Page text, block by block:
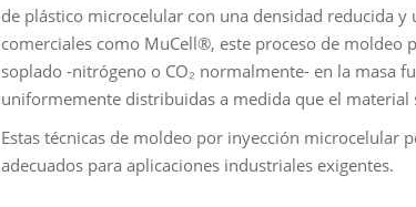
de plástico microcelular con una densidad reducida
comerciales como MuCell®, este proceso de
soplado -nitrógeno o CO₂ normalmente- en la masa
uniformemente distribuidas a medida que el material
Estas técnicas de moldeo por inyección microcelular
adecuados para aplicaciones industriales exigentes.